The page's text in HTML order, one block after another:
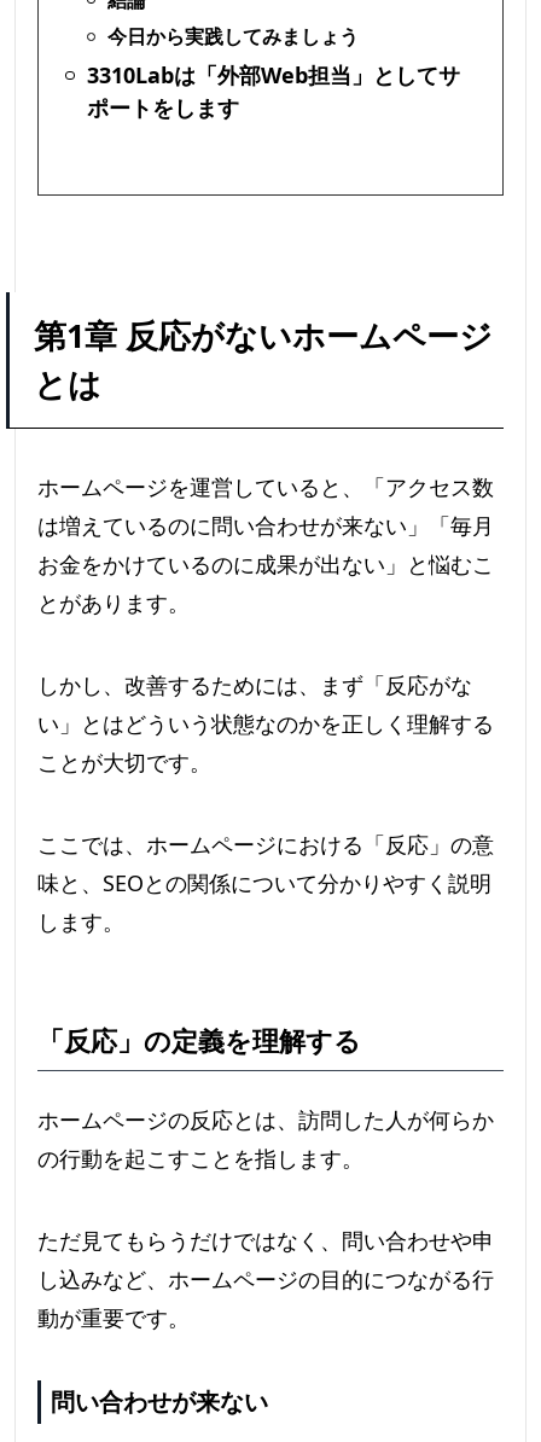
今日から実践してみましょう
3310Labは「外部Web担当」としてサ
ポートをします
第1章 反応がないホームページ
とは
ホームページを運営していると、「アクセス数
は増えているのに問い合わせが来ない」「毎月
お金をかけているのに成果が出ない」と悩むこ
とがあります。
しかし、改善するためには、まず「反応がな
い」とはどういう状態なのかを正しく理解する
ことが大切です。
ここでは、ホームページにおける「反応」の意
味と、SEOとの関係について分かりやすく説明
します。
「反応」の定義を理解する
ホームページの反応とは、訪問した人が何らか
の行動を起こすことを指します。
ただ見てもらうだけではなく、問い合わせや申
し込みなど、ホームページの目的につながる行
動が重要です。
問い合わせが来ない